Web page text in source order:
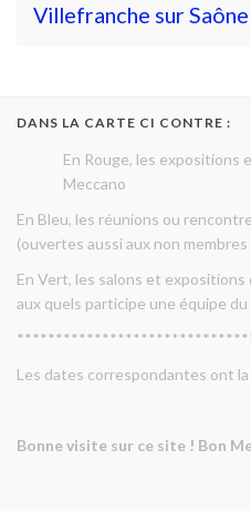
Villefranche sur Saône
DANS LA CARTE CI CONTRE :
En Rouge, les expositions
Meccano
En Bleu, les réunions ou
(ouvertes aussi aux non
En Vert, les salons et
aux quels participe une équipe du
Les dates correspondantes ont
Bonne visite sur ce site ! Bon